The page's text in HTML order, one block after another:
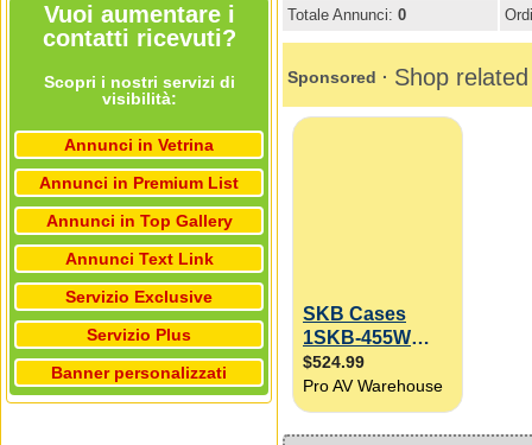
Vuoi aumentare i
contatti ricevuti?
Scopri i nostri servizi di
visibilità:
Annunci in Vetrina
Annunci in Premium List
Annunci in Top Gallery
Annunci Text Link
Servizio Exclusive
Servizio Plus
Banner personalizzati
Totale Annunci: 0